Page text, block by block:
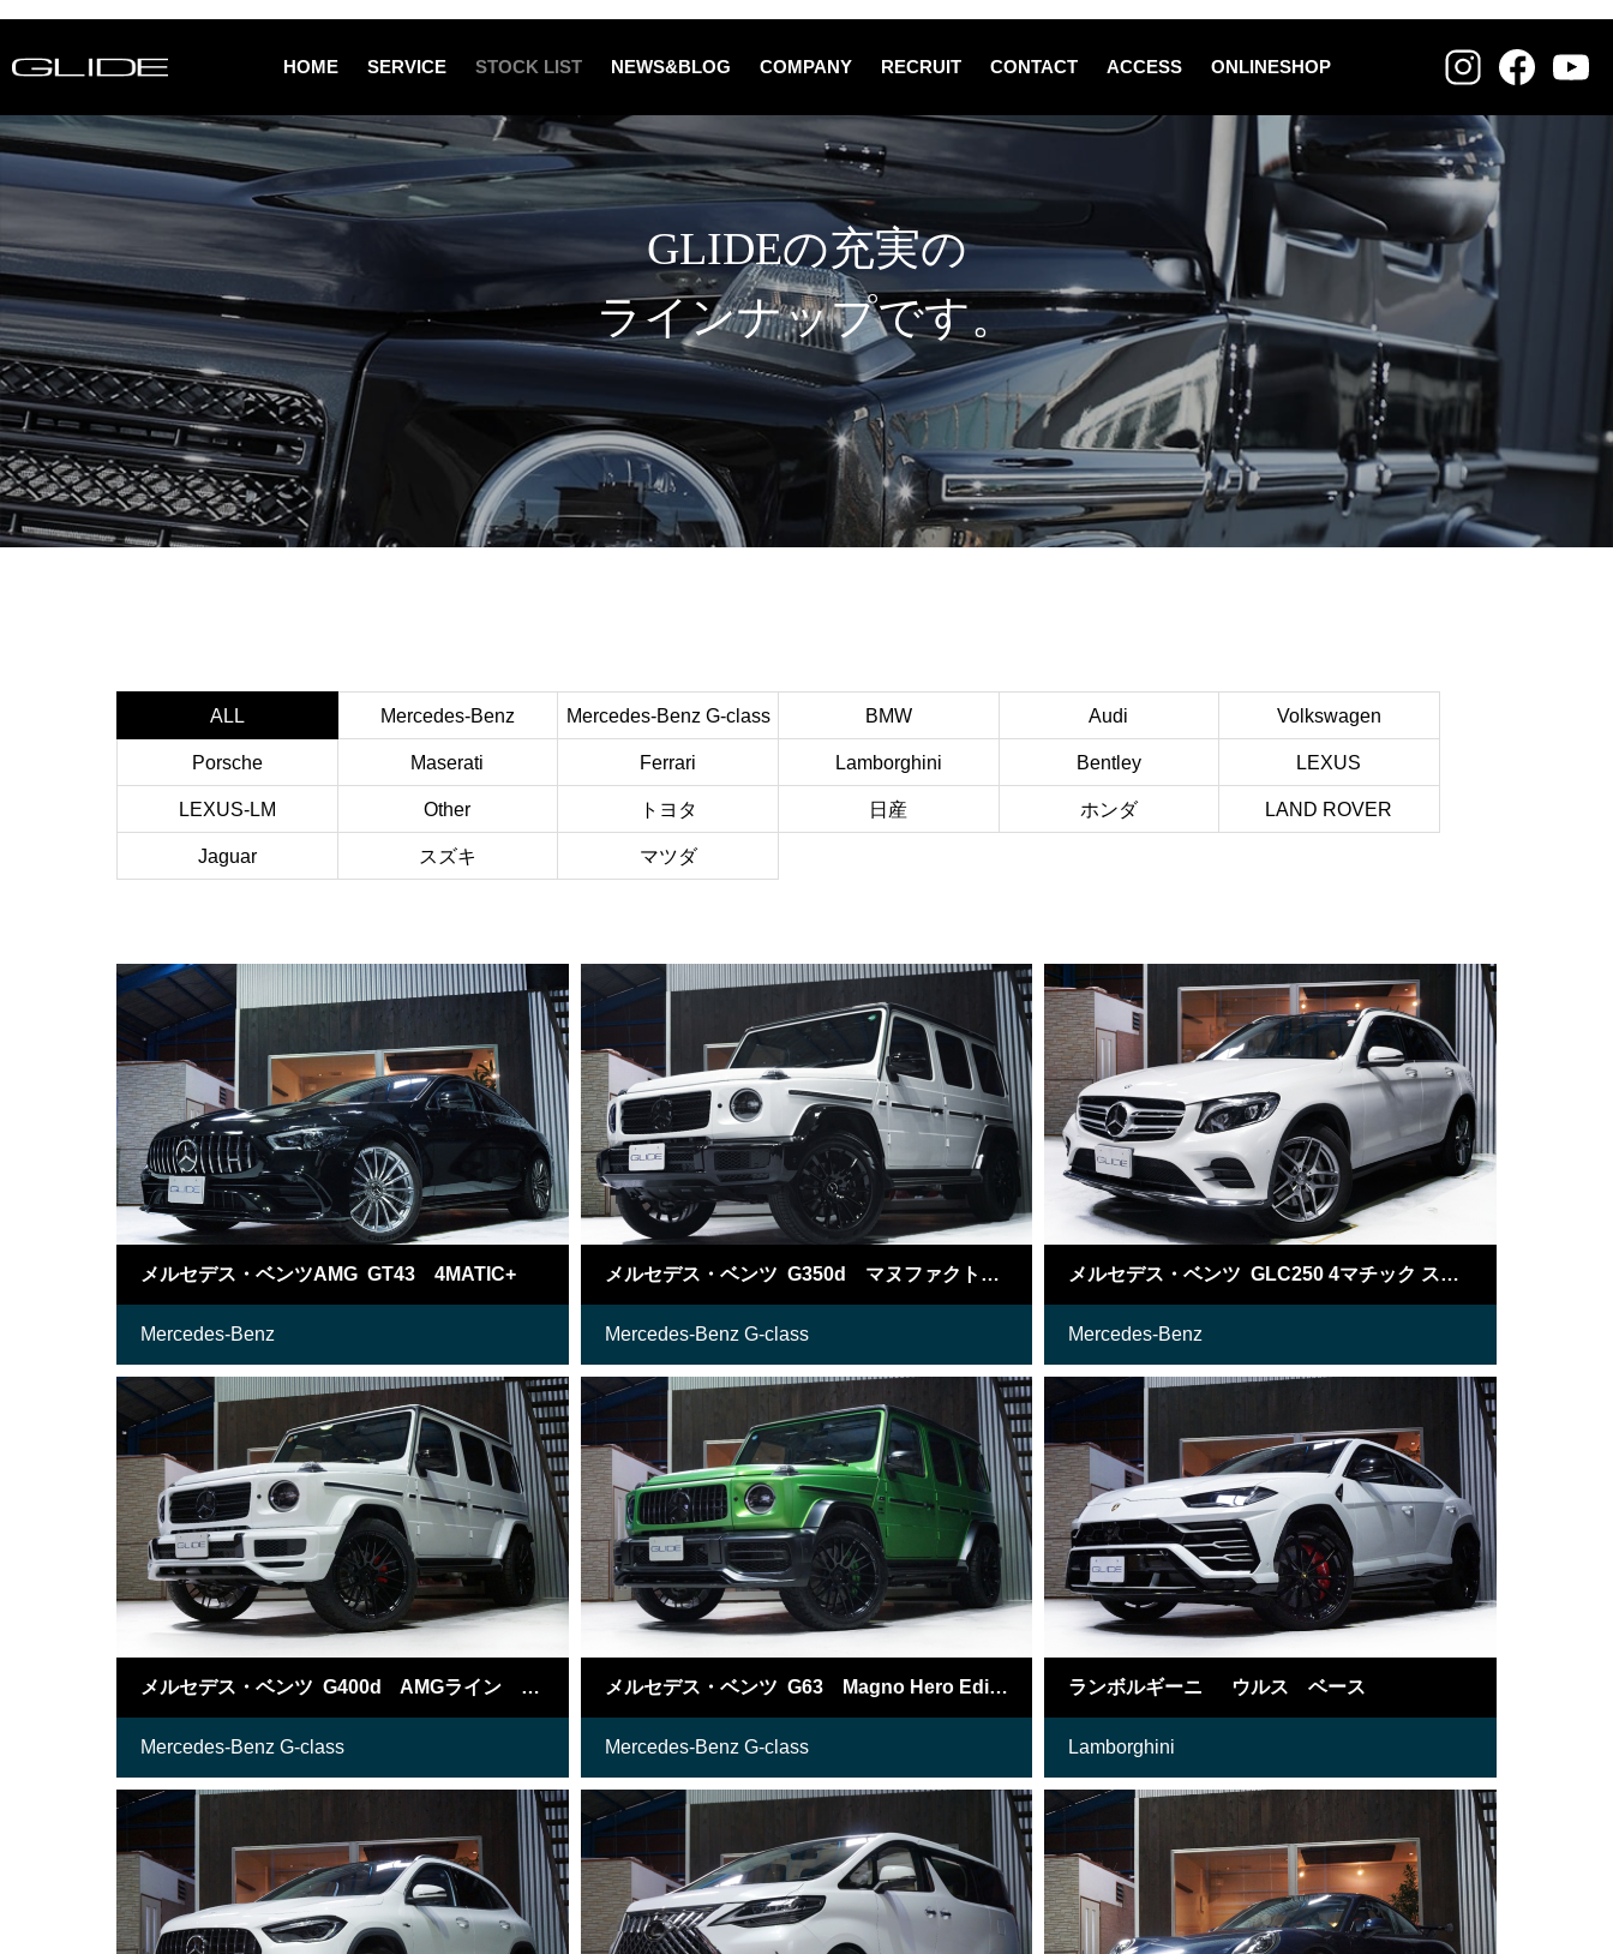
HOME SERVICE STOCK LIST NEWS&BLOG COMPANY RECRUIT CONTACT ACCESS ONLINESHOP
GLIDEの充実の
ラインナップです。
ALL Mercedes-Benz Mercedes-Benz G-class BMW Audi Volkswagen
Porsche Maserati Ferrari Lamborghini Bentley LEXUS
LEXUS-LM Other トヨタ 日産 ホンダ LAND ROVER
Jaguar スズキ マツダ
メルセデス・ベンツAMG GT43 4MATIC+
Mercedes-Benz
メルセデス・ベンツ G350d マヌファクトゥーアエディション
Mercedes-Benz G-class
メルセデス・ベンツ GLC250 4マチック スポーツ
Mercedes-Benz
メルセデス・ベンツ G400d AMGライン マヌファクトゥーアプログラム
Mercedes-Benz G-class
メルセデス・ベンツ G63 Magno Hero Edition
Mercedes-Benz G-class
ランボルギーニ ウルス ベース
Lamborghini